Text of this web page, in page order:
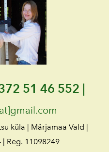
51 46 552 |
küla | Märjamaa Vald |
Reg. 11098249